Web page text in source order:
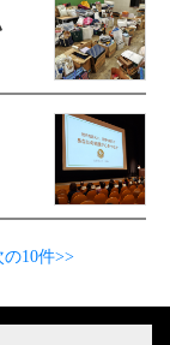
の10件>>